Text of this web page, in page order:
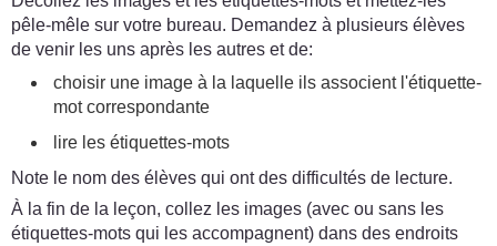
pêle-mêle sur votre bureau. Demandez à plusieurs élèves
de venir les uns après les autres et de:
choisir une image à la laquelle ils associent l'étiquette-
mot correspondante
lire les étiquettes-mots
Note le nom des élèves qui ont des difficultés de lecture.
À la fin de la leçon, collez les images (avec ou sans les
étiquettes-mots qui les accompagnent) dans des endroits